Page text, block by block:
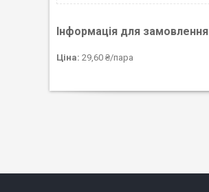
Інформація для замовлення
Ціна: 29,60 ₴/пара